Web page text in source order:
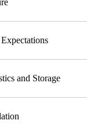
and Storage